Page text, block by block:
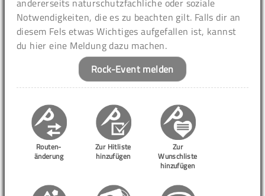
andererseits naturschutzfachliche oder soziale
Notwendigkeiten, die es zu beachten gilt. Falls dir an
diesem Fels etwas Wichtiges aufgefallen ist, kannst
du hier eine Meldung dazu machen.
Rock-Event melden
Routen-
änderung
Zur Hitliste
hinzufügen
Zur
Wunschliste
hinzufügen